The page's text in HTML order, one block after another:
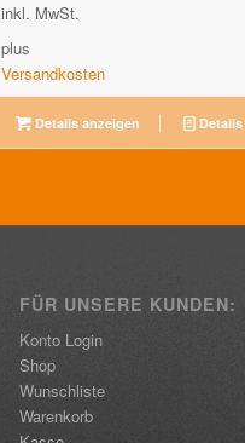
inkl. MwSt.
plus
Versandkosten
Details anzeigen Details
FÜR UNSERE KUNDEN:
Konto Login
Shop
Wunschliste
Warenkorb